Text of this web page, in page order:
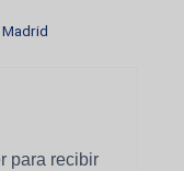
para recibir